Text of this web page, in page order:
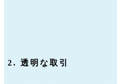
2. 透明な取引